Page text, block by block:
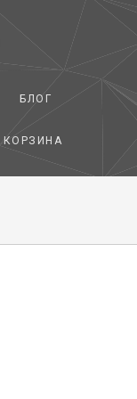
БЛОГ
КОРЗИНА